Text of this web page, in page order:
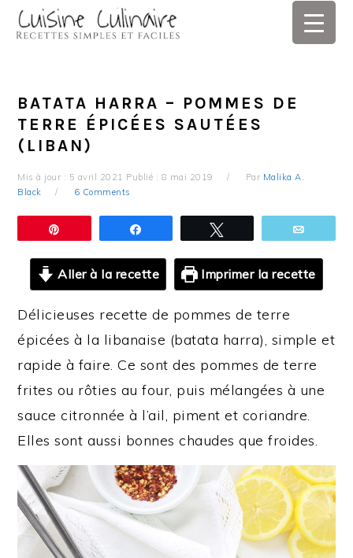
Skip
Skip
Skip
Skip
BATATA HARRA – POMMES DE
TERRE ÉPICÉES SAUTÉES
(LIBAN)
Mis à jour : 5 avril 2021 Publié : 8 mai 2019 Par Malika A.
Black
6 Comments
Aller à la recette Imprimer la recette
Délicieuses recette de pommes de terre
épicées à la libanaise (batata harra), simple et
rapide à faire. Ce sont des pommes de terre
frites ou rôties au four, puis mélangées à une
sauce citronnée à l’ail, piment et coriandre.
Elles sont aussi bonnes chaudes que froides.